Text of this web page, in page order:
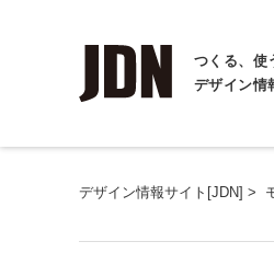
つくる、使
デザイン情
デザイン情報サイト[JDN] >